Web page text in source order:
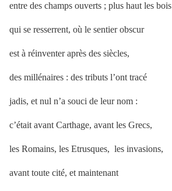
entre des champs ouverts ; plus haut les bois
qui se resserrent, où le sentier obscur
est à réinventer après des siècles,
des millénaires : des tributs l’ont tracé
jadis, et nul n’a souci de leur nom :
c’était avant Carthage, avant les Grecs,
les Romains, les Etrusques, les invasions,
avant toute cité, et maintenant